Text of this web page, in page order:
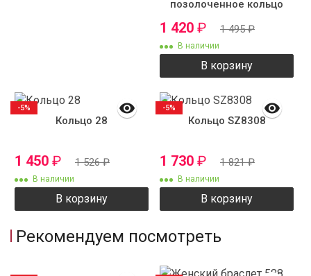
позолоченное кольцо
1 420 ₽ 1 495₽
В наличии
В корзину
Кольцо 28
1 450 ₽ 1 526₽
В наличии
В корзину
-5%
Кольцо SZ8308
1 730 ₽ 1 821₽
В наличии
В корзину
-5%
Рекомендуем посмотреть